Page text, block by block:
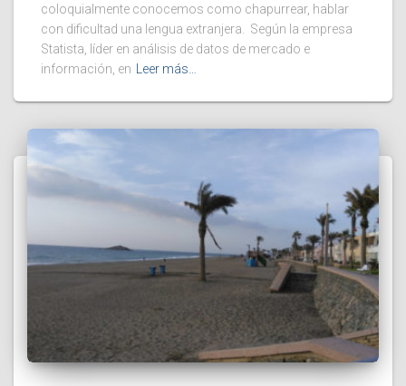
coloquialmente conocemos como chapurrear, hablar
con dificultad una lengua extranjera. Según la empresa
Statista, líder en análisis de datos de mercado e
información, en
Leer más…